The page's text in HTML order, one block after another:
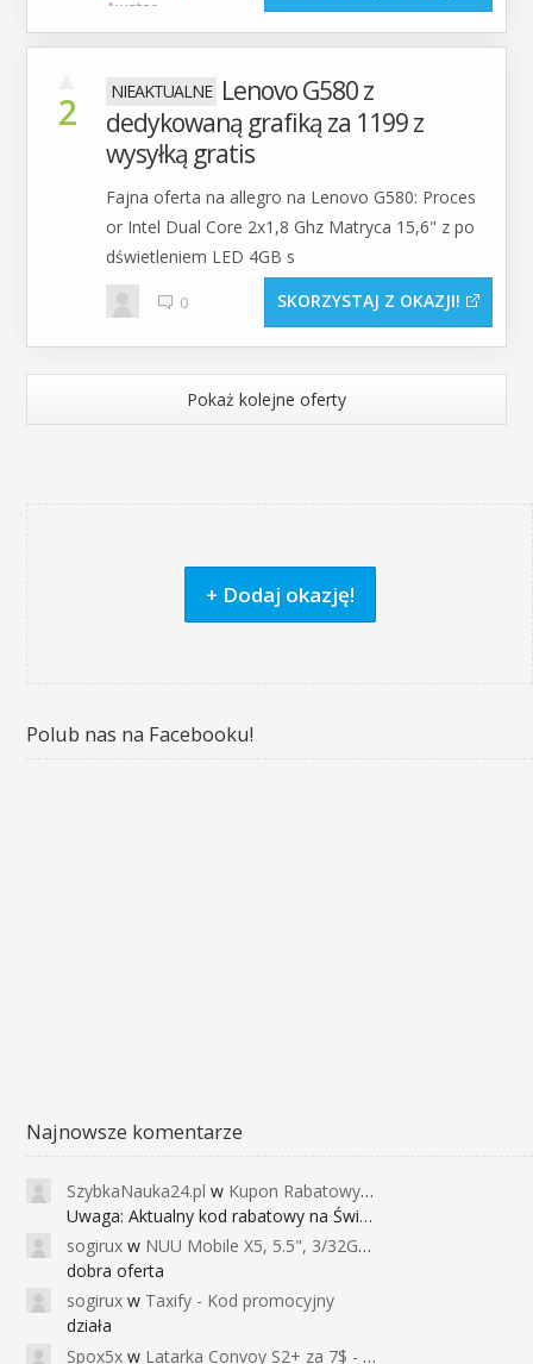
2
Lenovo G580 z
dedykowaną grafiką za 1199 z
wysyłką gratis
Fajna oferta na allegro na Lenovo G580: Proces
or Intel Dual Core 2x1,8 Ghz Matryca 15,6" z po
dświetleniem LED 4GB s
0 SKORZYSTAJ Z OKAZJI
Pokaż kolejne oferty
+ Dodaj okazję!
Polub nas na Facebooku!
Najnowsze komentarze
SzybkaNauka24.pl w Kupon Rabatowy na Kurs Angielskiego dla Dzieci - FunEnglish
Uwaga: Aktualny kod rabatowy na Święta (
sogirux w NUU Mobile X5, 5.5", 3/32GB, czujnik linii papilarnych, 2950mAh, aparat 13MP za 267zł - Banggood
dobra oferta
sogirux w Taxify - Kod promocyjny
działa
Spox5x w Latarka Convoy S2+ za 7$ - Najniższa cena od 2017r